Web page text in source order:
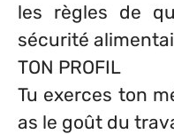
les règles de
sécurité
TON PROFIL
Tu exerces ton
as le goût du